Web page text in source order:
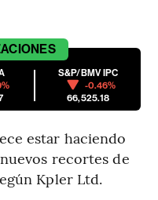
S&P/BMV IPC
-0.46%
66,525.18
estar haciendo
recortes de
Kpler Ltd.